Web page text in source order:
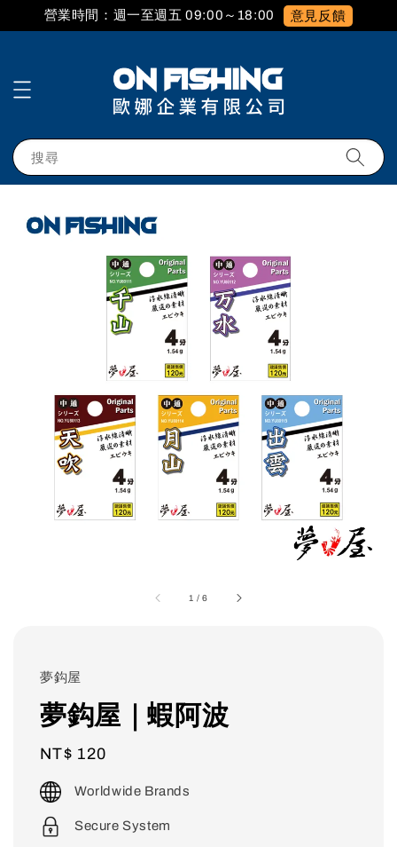
營業時間：週一至週五 09:00～18:00 意見反饋
搜尋
1 /6
夢鈎屋
夢鈎屋｜蝦阿波
Regular
price
NT$ 120
Worldwide Brands
Secure System